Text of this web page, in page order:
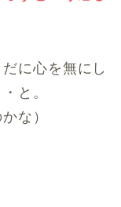
に心を無にし
と。
な）